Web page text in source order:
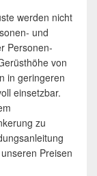
werden nicht
und
Personen-
von
in geringeren
einsetzbar.
zu
Preisen